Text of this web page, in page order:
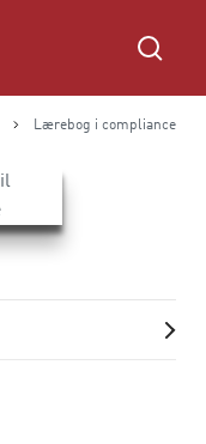
Lærebog i compliance